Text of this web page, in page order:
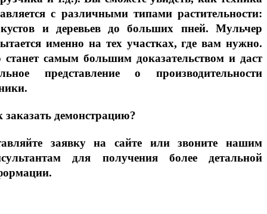
с различными типами растительности:
и деревьев до больших пней. Мульчер
именно на тех участках, где вам нужно.
станет самым большим доказательством и даст
представление о производительности
заказать демонстрацию?
заявку на сайте или звоните нашим
для получения более детальной